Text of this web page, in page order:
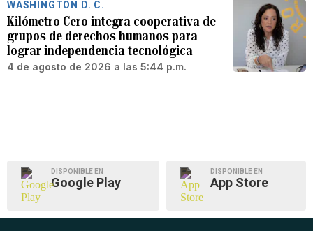
WASHINGTON D. C.
Kilómetro Cero integra cooperativa de
grupos de derechos humanos para
lograr independencia tecnológica
4 de agosto de 2026 a las 5:44 p.m.
DISPONIBLE EN
Google Play
DISPONIBLE EN
App Store